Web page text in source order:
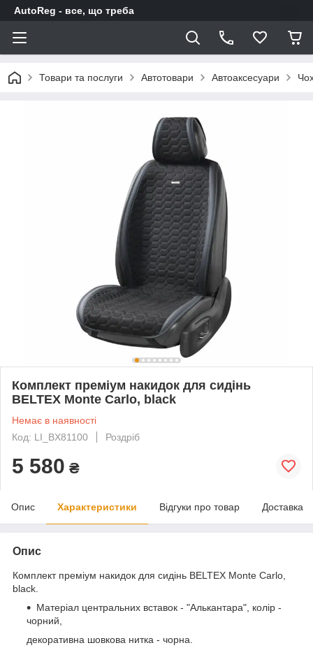
AutoReg - все, що треба
Товари та послуги Автотовари Автоаксесуари
Комплект преміум накидок для сидінь
BELTEX Monte Carlo, black
Немає в наявності
Код: LI_BX81100
Роздріб
5 580 ₴
Опис Характеристики Відгуки про товар Доставка
Опис
Комплект преміум накидок для сидінь BELTEX Monte Carlo,
black.
Матеріал центральних вставок - "Алькантара", колір -
чорний,
декоративна шовкова нитка - чорна.